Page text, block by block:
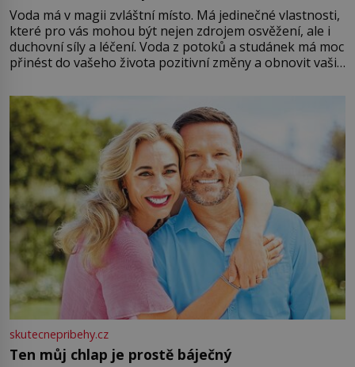
Voda má v magii zvláštní místo. Má jedinečné vlastnosti,
které pro vás mohou být nejen zdrojem osvěžení, ale i
duchovní síly a léčení. Voda z potoků a studánek má moc
přinést do vašeho života pozitivní změny a obnovit vaši
můžete obohatit své rituály a přinést do svého života
větší harmonii a klid. Je důležité
skutecnepribehy.cz
Ten můj chlap je prostě báječný